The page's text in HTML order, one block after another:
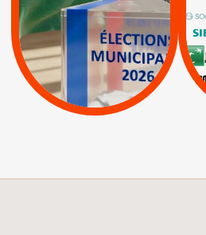
APPELS | Actus |
Espaces Sans
Apartheid
| Lettres d'interpellation